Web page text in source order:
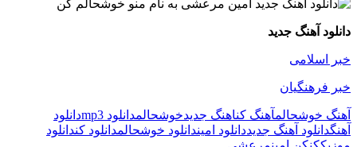
دانلود آهنگ جدید
خبر اسلامی
خبر فرهنگیان
آهنگ خوشحالمآهنگ کناهنگ جدیدخوشحالمدانلود mp3
دانلود
آهنگدانلود آهنگ جدیددانلود امیندانلود خوشحالمدانلود کندانلود